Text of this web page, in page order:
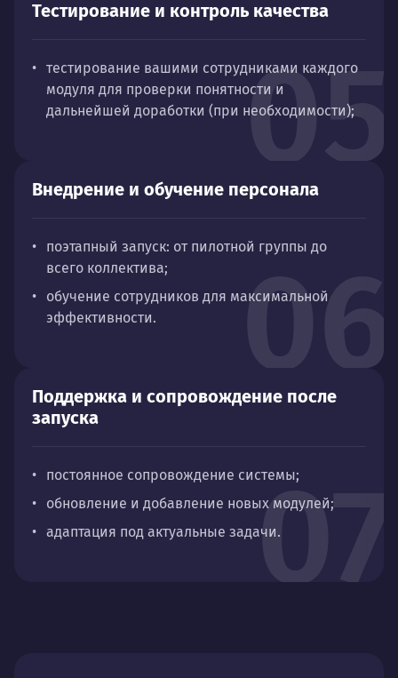
05
Тестирование и контроль качества
тестирование вашими сотрудниками каждого
модуля для проверки понятности и
дальнейшей доработки (при необходимости);
06
Внедрение и обучение персонала
поэтапный запуск: от пилотной группы до
всего коллектива;
обучение сотрудников для максимальной
эффективности.
07
Поддержка и сопровождение после
запуска
постоянное сопровождение системы;
обновление и добавление новых модулей;
адаптация под актуальные задачи.